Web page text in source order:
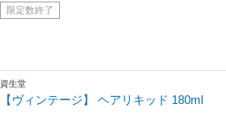
限定数終了
資生堂
【ヴィンテージ】 ヘアリキッド 180ml